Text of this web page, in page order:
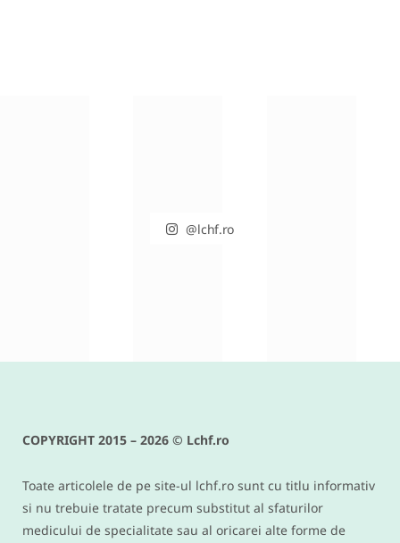
@lchf.ro
COPYRIGHT 2015 – 2026 © Lchf.ro
Toate articolele de pe site-ul lchf.ro sunt cu titlu informativ
si nu trebuie tratate precum substitut al sfaturilor
medicului de specialitate sau al oricarei alte forme de